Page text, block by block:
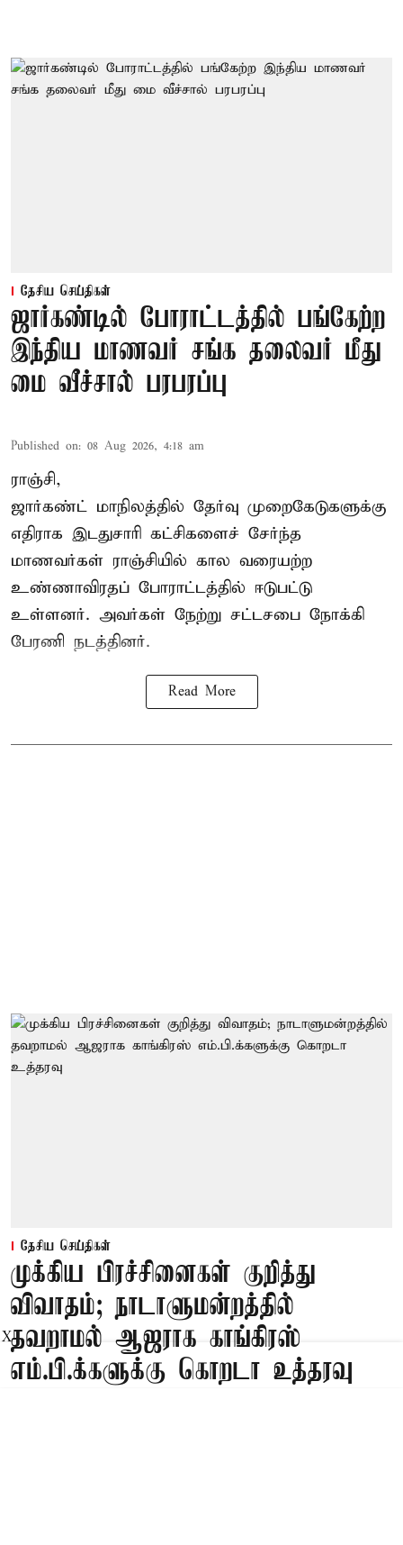
தேசிய செய்திகள்
ஜார்கண்டில் போராட்டத்தில் பங்கேற்ற
இந்திய மாணவர் சங்க தலைவர் மீது
மை வீச்சால் பரபரப்பு
Published on: 08 Aug 2026, 4:18 am
ராஞ்சி,
ஜார்கண்ட் மாநிலத்தில் தேர்வு முறைகேடுகளுக்கு
எதிராக இடதுசாரி கட்சிகளைச் சேர்ந்த
மாணவர்கள் ராஞ்சியில் கால வரையற்ற
உண்ணாவிரதப் போராட்டத்தில் ஈடுபட்டு
உள்ளனர். அவர்கள் நேற்று சட்டசபை நோக்கி
பேரணி நடத்தினர்.
Read More
தேசிய செய்திகள்
முக்கிய பிரச்சினைகள் குறித்து
விவாதம்; நாடாளுமன்றத்தில்
தவறாமல் ஆஜராக காங்கிரஸ்
எம்.பி.க்களுக்கு கொறடா உத்தரவு
X